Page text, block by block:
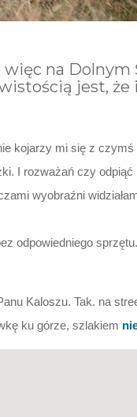
więc na Dolnym
jest, że
kojarzy mi się z
I rozważań czy
wyobraźni
odpowiedniego
Kaloszu. Tak. na
ku górze, szlakiem